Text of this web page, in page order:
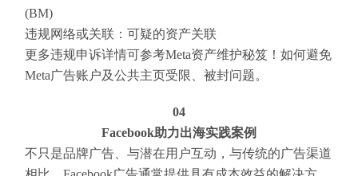
(BM)
违规网络或关联：可疑的资产关联
更多违规申诉详情可参考Meta资产维护秘笈！如何避免
Meta广告账户及公共主页受限、被封问题。
04
Facebook助力出海实践案例
不只是品牌广告、与潜在用户互动，与传统的广告渠道